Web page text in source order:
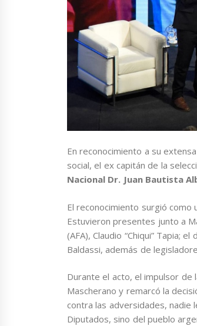
En reconocimiento a su
social, el ex capitán de la
Nacional Dr. Juan Bautista
El reconocimiento surgió como
Estuvieron presentes junto a
(AFA), Claudio “Chiqui” Tapia;
Baldassi, además de
Durante el acto, el impulsor de
Mascherano y remarcó la
contra las adversidades, nadie
Diputados, sino del pueblo